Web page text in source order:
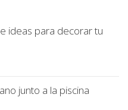
ideas para decorar tu
junto a la piscina